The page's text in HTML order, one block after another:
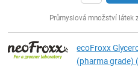
Průmyslová množství látek
ecoFroxx
(pharma grade)